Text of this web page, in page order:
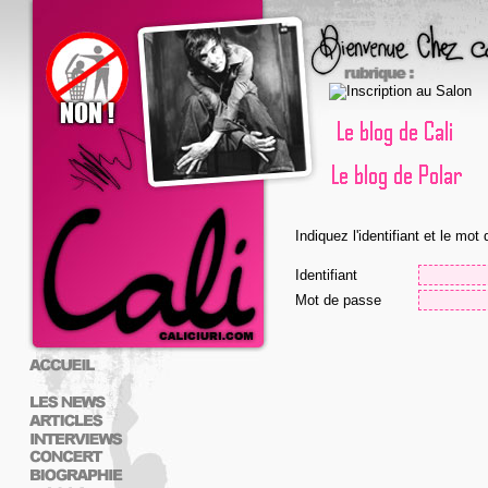
Indiquez l'identifiant et le
Identifiant
Mot de passe